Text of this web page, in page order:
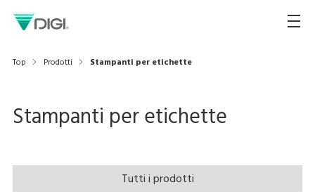
Top Prodotti Stampanti per etichette
Stampanti per etichette
Tutti i prodotti